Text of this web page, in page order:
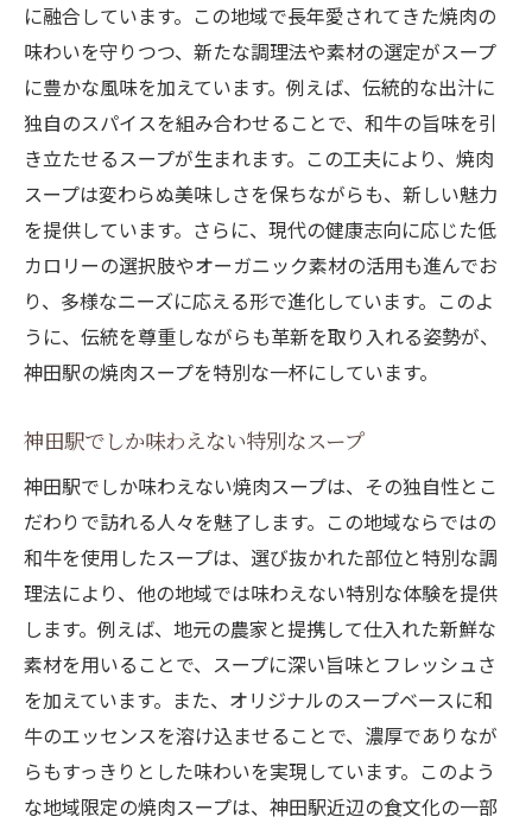
に融合しています。この地域で長年愛されてきた焼肉の
味わいを守りつつ、新たな調理法や素材の選定がスープ
に豊かな風味を加えています。例えば、伝統的な出汁に
独自のスパイスを組み合わせることで、和牛の旨味を引
き立たせるスープが生まれます。この工夫により、焼肉
スープは変わらぬ美味しさを保ちながらも、新しい魅力
を提供しています。さらに、現代の健康志向に応じた低
カロリーの選択肢やオーガニック素材の活用も進んでお
り、多様なニーズに応える形で進化しています。このよ
うに、伝統を尊重しながらも革新を取り入れる姿勢が、
神田駅の焼肉スープを特別な一杯にしています。
神田駅でしか味わえない特別なスープ
神田駅でしか味わえない焼肉スープは、その独自性とこ
だわりで訪れる人々を魅了します。この地域ならではの
和牛を使用したスープは、選び抜かれた部位と特別な調
理法により、他の地域では味わえない特別な体験を提供
します。例えば、地元の農家と提携して仕入れた新鮮な
素材を用いることで、スープに深い旨味とフレッシュさ
を加えています。また、オリジナルのスープベースに和
牛のエッセンスを溶け込ませることで、濃厚でありなが
らもすっきりとした味わいを実現しています。このよう
な地域限定の焼肉スープは、神田駅近辺の食文化の一部